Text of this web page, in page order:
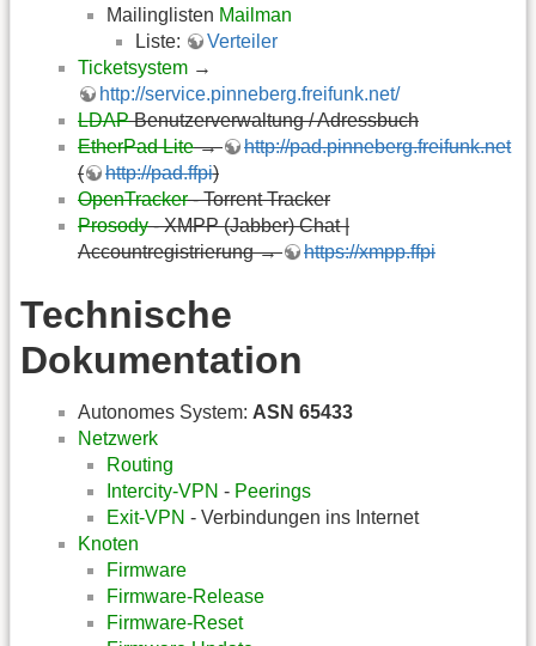
Mailinglisten Mailman
Liste:
Verteiler
Ticketsystem →
http://service.pinneberg.freifunk.net/
LDAPBenutzerverwaltung / Adressbuch
EtherPad Lite→
http://pad.pinneberg.freifunk.net
(
http://pad.ffpi)
OpenTracker- Torrent Tracker
Prosody- XMPP (Jabber) Chat |
Accountregistrierung →
https://xmpp.ffpi
Technische
Dokumentation
Autonomes System: ASN 65433
Netzwerk
Routing
Intercity-VPN - Peerings
Exit-VPN - Verbindungen ins Internet
Knoten
Firmware
Firmware-Release
Firmware-Reset